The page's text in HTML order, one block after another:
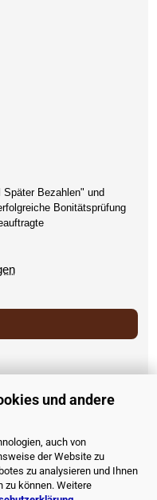
und andere
auch von
der Website zu
zu analysieren und Ihnen
zu können. Weitere
Bezahlen" und
Bonitätsprüfung